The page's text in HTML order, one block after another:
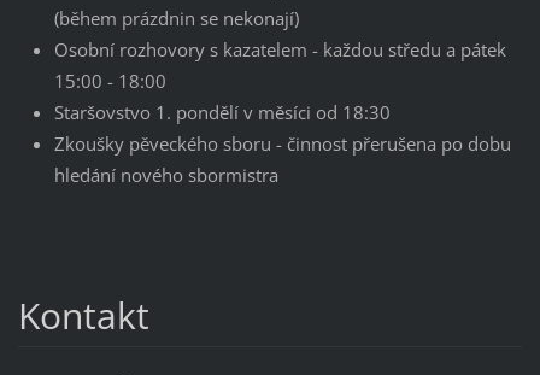
(během prázdnin se nekonají)
Osobní rozhovory s kazatelem - každou středu a pátek
15:00 - 18:00
Staršovstvo 1. pondělí v měsíci od 18:30
Zkoušky pěveckého sboru - činnost přerušena po dobu
hledání nového sbormistra
Kontakt